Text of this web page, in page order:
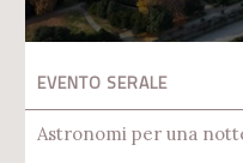
EVENTO SERALE
Astronomi per una